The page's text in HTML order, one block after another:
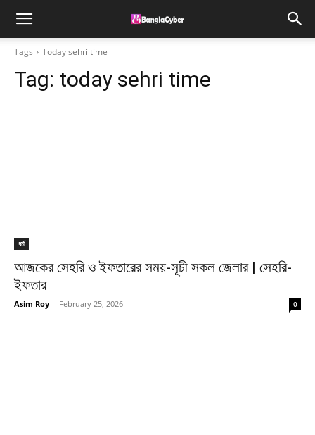
Tags Today sehri time
Tag: today sehri time
ধর্ম
আজকের সেহরি ও ইফতারের সময়-সূচী সকল জেলার | সেহরি-
ইফতার
Asim Roy - February 25, 2026 0